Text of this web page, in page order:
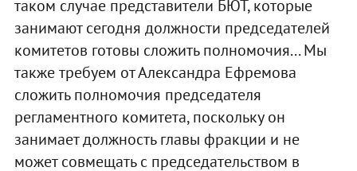
таком случае представители БЮТ, которые
занимают сегодня должности председателей
комитетов готовы сложить полномочия... Мы
также требуем от Александра Ефремова
сложить полномочия председателя
регламентного комитета, поскольку он
занимает должность главы фракции и не
может совмещать с председательством в